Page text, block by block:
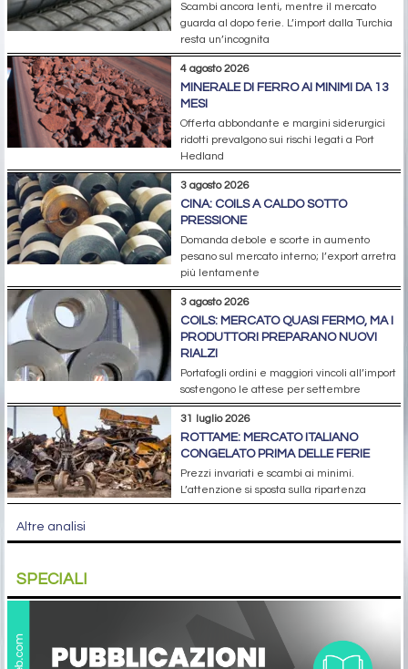
Scambi ancora lenti, mentre il mercato
guarda al dopo ferie. L’import dalla Turchia
resta un’incognita
4 agosto 2026
MINERALE DI FERRO AI MINIMI DA 13
MESI
Offerta abbondante e margini siderurgici
ridotti prevalgono sui rischi legati a Port
Hedland
3 agosto 2026
CINA: COILS A CALDO SOTTO
PRESSIONE
Domanda debole e scorte in aumento
pesano sul mercato interno; l’export arretra
più lentamente
3 agosto 2026
COILS: MERCATO QUASI FERMO, MA I
PRODUTTORI PREPARANO NUOVI
RIALZI
Portafogli ordini e maggiori vincoli all’import
sostengono le attese per settembre
31 luglio 2026
ROTTAME: MERCATO ITALIANO
CONGELATO PRIMA DELLE FERIE
Prezzi invariati e scambi ai minimi.
L’attenzione si sposta sulla ripartenza
Altre analisi
SPECIALI